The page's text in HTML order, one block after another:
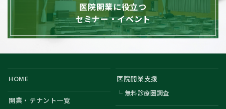
医院開業に役立つ
セミナー・イベント
HOME
開業・テナント一覧
医院開業支援
無料診療圏調査